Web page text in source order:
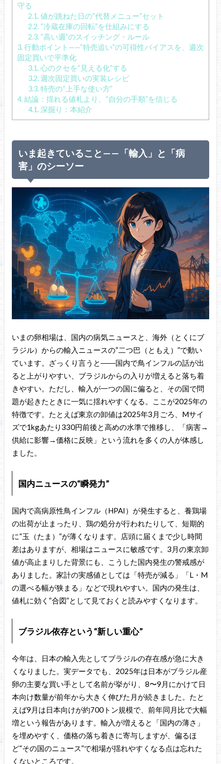
守る
2.1.値が跳ねた日の“代替メニュー”セット
2.2.“冷蔵在庫の回転”を仕組みにする
2.3.“高い週”のスイッチング・ルール
3.行動ポイント——“特売追い”の可得性バイアスを、週次
固定買いで平準化
3.1.心のクセを“見える化”する
3.2.週次固定買いの実装レシピ
3.3.特売の“上手な使い方”
4.結論：揺れる値札より、“自分の手順”を信じる
4.1.深掘り：本紹介
いま起きていること——「輸入」と「病
害」のシーソー
いまの卵相場は、国内の病気ニュースと、海外（とくにブ
ラジル）からの輸入ニュースの“二つ巴（ともえ）”で動い
ています。ざっくり言うと――国内で鳥インフルの話が出
ると上がりやすい、ブラジルからの入りが増えると落ち着
きやすい。ただし、輸入が一つの国に偏ると、その国で問
題が起きたときに一気に揺れやすくなる。ここが2025年の
特徴です。たとえば東京の卸値は2025年3月ごろ、Mサイ
ズで1kgあたり330円前後と高めの水準で推移し、「病害→
供給に影響→価格に反映」という流れを多くの人が体感し
ました。
国内ニュースの“瞬発力”
国内で高病原性鳥インフル（HPAI）が発生すると、養鶏場
の出荷が止まったり、鶏の処分が行われたりして、短期的
に“玉（たま）”が薄くなります。店頭に届くまで少し時間
差はありますが、相場はニュースに敏感です。3月の東京卸
値が高止まりした背景にも、こうした国内発生の警戒感が
ありました。家計の実感値としては「特売が減る」「L・M
の選べる幅が狭まる」などで現れやすい。国内の発生は、
値札に効く“合図”として見ておくと読みやすくなります。
ブラジル依存という“新しい重心”
今年は、日本の輸入先としてブラジルの存在感が急に大き
くなりました。実データでも、2025年は日本がブラジル産
卵の主要な買い手として名前が挙がり、8〜9月にかけて日
本向け数量が前年から大きく伸びた月が続きました。たと
えば9月は日本向けが約700トン規模で、前年同月比で大幅
増という報告があります。輸入が増えると「国内の薄さ」
を埋めやすく、価格の落ち着きに寄与しますが、偏るほ
ど“その国のニュース”で相場が揺れやすくなる点は忘れた
くないところです。